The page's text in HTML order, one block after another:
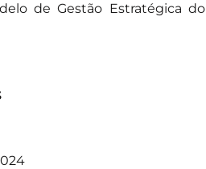
de Gestão Estratégica do